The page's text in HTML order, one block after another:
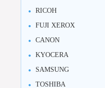
RICOH
FUJI XEROX
CANON
KYOCERA
SAMSUNG
TOSHIBA